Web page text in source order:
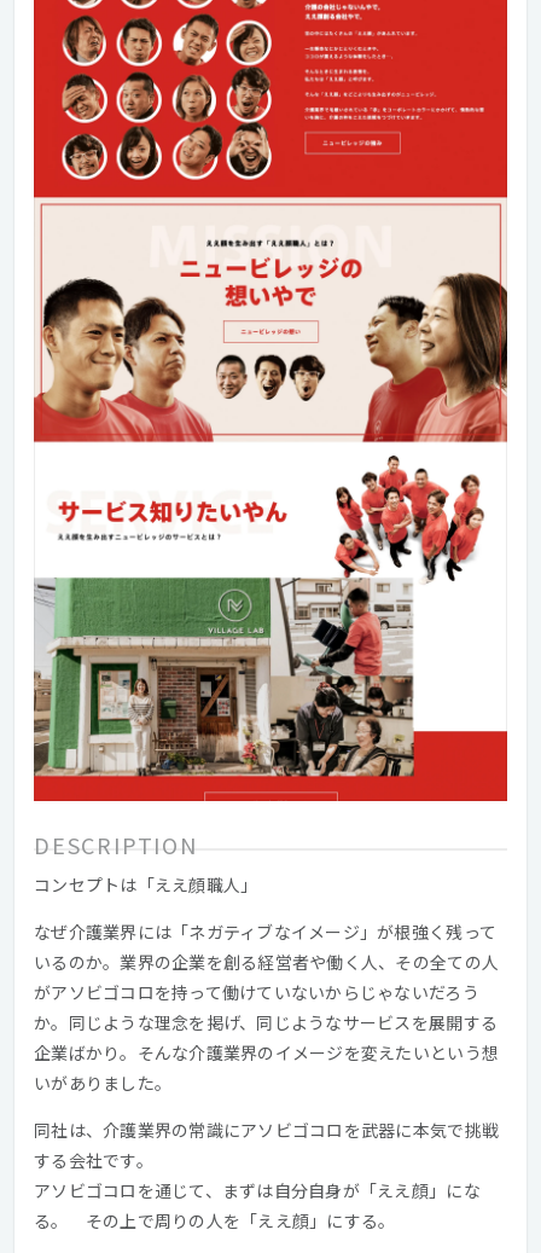
DESCRIPTION
コンセプトは「ええ顔職人」
なぜ介護業界には「ネガティブなイメージ」が根強く残って
いるのか。業界の企業を創る経営者や働く人、その全ての人
がアソビゴコロを持って働けていないからじゃないだろう
か。同じような理念を掲げ、同じようなサービスを展開する
企業ばかり。そんな介護業界のイメージを変えたいという想
いがありました。
同社は、介護業界の常識にアソビゴコロを武器に本気で挑戦
する会社です。
アソビゴコロを通じて、まずは自分自身が「ええ顔」にな
る。 その上で周りの人を「ええ顔」にする。